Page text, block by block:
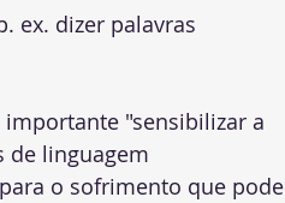
ex. dizer palavras
importante "sensibilizar a
de linguagem
o sofrimento que pode